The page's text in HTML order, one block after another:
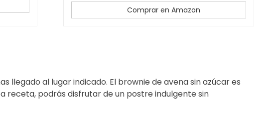
Comprar en Amazon
llegado al lugar indicado. El brownie de avena sin azúcar es
receta, podrás disfrutar de un postre indulgente sin